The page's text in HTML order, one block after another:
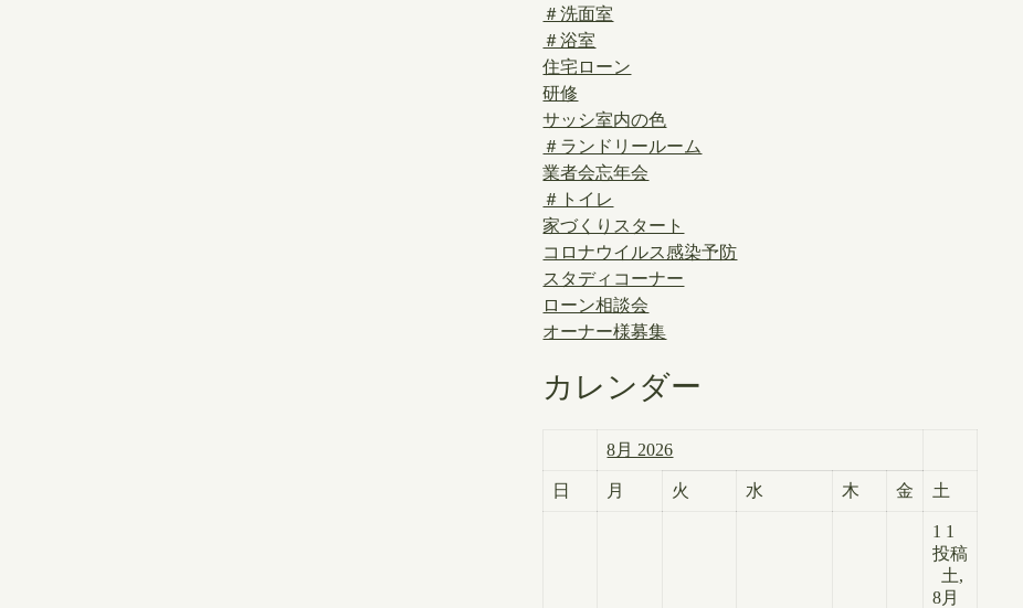
＃洗面室
＃浴室
住宅ローン
研修
サッシ室内の色
＃ランドリールーム
業者会忘年会
＃トイレ
家づくりスタート
コロナウイルス感染予防
スタディコーナー
ローン相談会
オーナー様募集
カレンダー
8月 2026
日 月 火 水 木 金 土
1 1
投稿
土,
8月